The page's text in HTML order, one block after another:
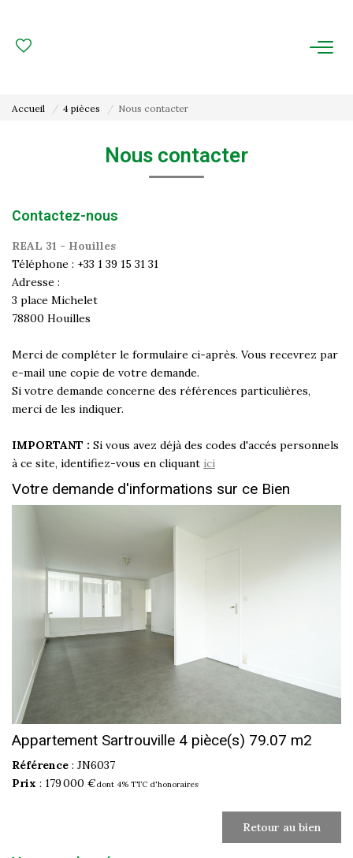
FAIRE GÉRER
Gestion De Copropriété
Historique
Nos Valeurs
Nos Actualités
CONTACT
Extranet Syndic Et Gestion Locative
Extranet Vendeur/acquéreur
Extranet Syndic Estale
Accueil 4 pièces Nous contacter
Nous contacter
Contactez-nous
REAL 31 - Houilles
Téléphone : +33 1 39 15 31 31
Adresse :
3 place Michelet
78800 Houilles
Merci de compléter le formulaire ci-après. Vous recevrez par
e-mail une copie de votre demande.
Si votre demande concerne des références particulières,
merci de les indiquer.
IMPORTANT : Si vous avez déjà des codes d'accés personnels
à ce site, identifiez-vous en cliquant ici
Votre demande d'informations sur ce Bien
Appartement Sartrouville 4 pièce(s) 79.07 m2
Référence : JN6037
Prix : 179 000 €dont 4% TTC d'honoraires
Retour au bien